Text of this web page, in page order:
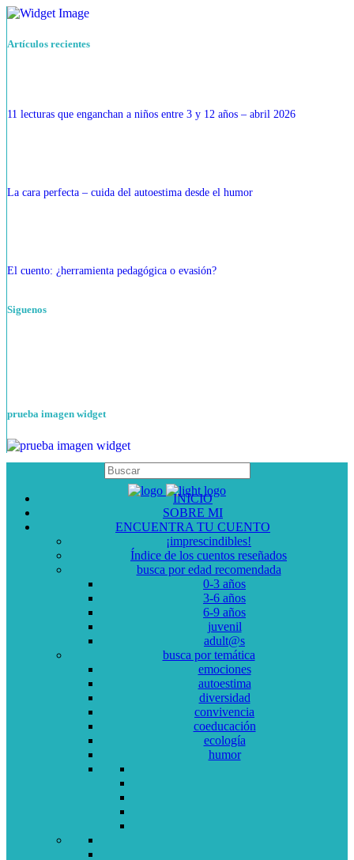
Artículos recientes
11 lecturas que enganchan a niños entre 3 y 12 años – abril 2026
La cara perfecta – cuida del autoestima desde el humor
El cuento: ¿herramienta pedagógica o evasión?
Siguenos
prueba imagen widget
INICIO
SOBRE MI
ENCUENTRA TU CUENTO
¡imprescindibles!
Índice de los cuentos reseñados
busca por edad recomendada
0-3 años
3-6 años
6-9 años
juvenil
adult@s
busca por temática
emociones
autoestima
diversidad
convivencia
coeducación
ecología
humor